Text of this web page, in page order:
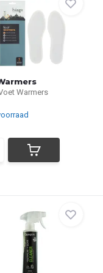
Warmers